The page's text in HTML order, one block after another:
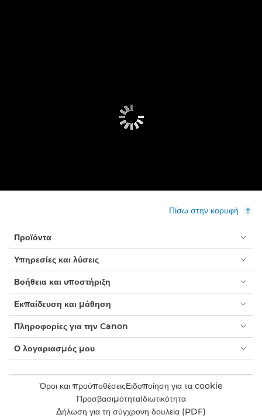
Πίσω στην κορυφή
Προϊόντα
Υπηρεσίες και λύσεις
Βοήθεια και υποστήριξη
Εκπαίδευση και μάθηση
Πληροφορίες για την Canon
Ο λογαριασμός μου
Όροι και προϋποθέσειςΕιδοποίηση για τα cookie
ΠροσβασιμότηταΙδιωτικότητα
Δήλωση για τη σύγχρονη δουλεία (PDF)